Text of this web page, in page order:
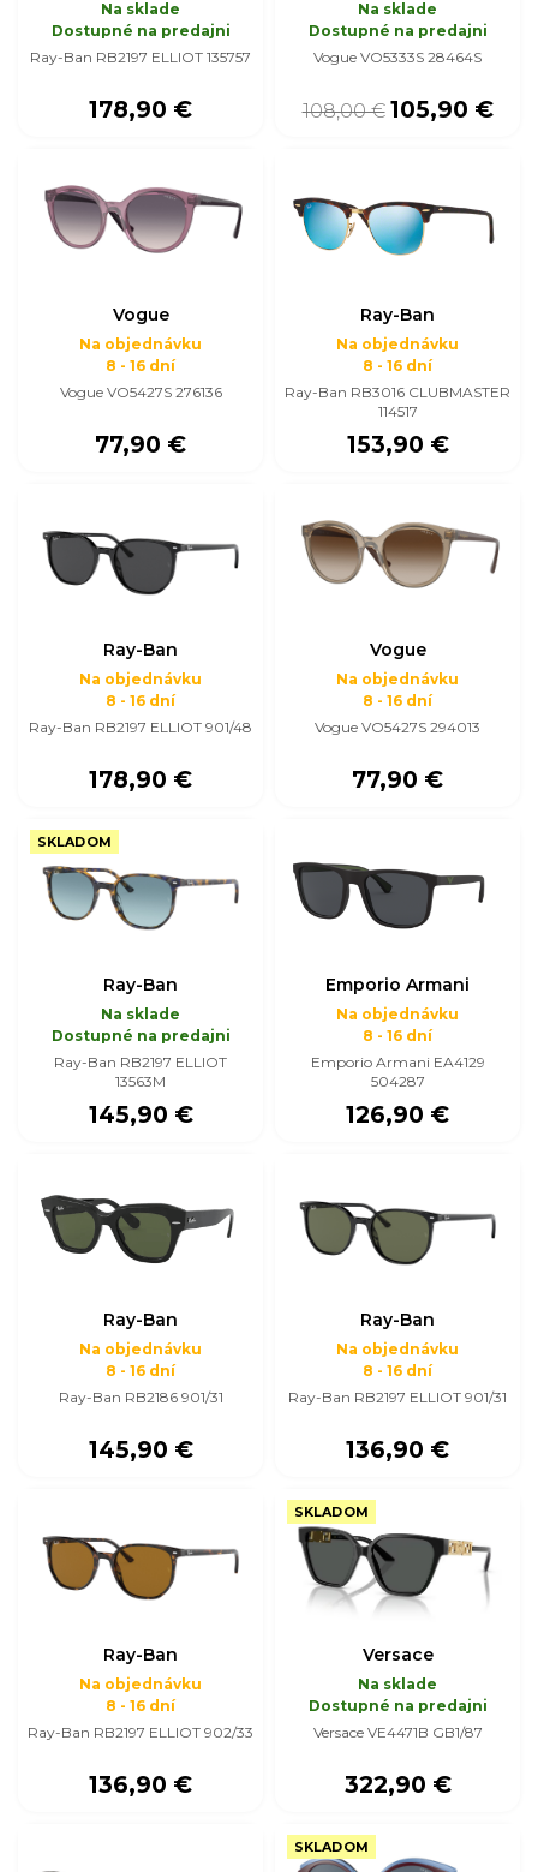
Na sklade
Dostupné na predajni
Ray-Ban RB2197 ELLIOT 135757
178,90 €
Na sklade
Dostupné na predajni
Vogue VO5333S 28464S
108,00 € 105,90 €
Vogue
Na objednávku
8 - 16 dní
Vogue VO5427S 276136
77,90 €
Ray-Ban
Na objednávku
8 - 16 dní
Ray-Ban RB3016 CLUBMASTER
114517
153,90 €
Ray-Ban
Na objednávku
8 - 16 dní
Ray-Ban RB2197 ELLIOT 901/48
178,90 €
Vogue
Na objednávku
8 - 16 dní
Vogue VO5427S 294013
77,90 €
SKLADOM
Ray-Ban
Na sklade
Dostupné na predajni
Ray-Ban RB2197 ELLIOT
13563M
145,90 €
Emporio Armani
Na objednávku
8 - 16 dní
Emporio Armani EA4129
504287
126,90 €
Ray-Ban
Na objednávku
8 - 16 dní
Ray-Ban RB2186 901/31
145,90 €
Ray-Ban
Na objednávku
8 - 16 dní
Ray-Ban RB2197 ELLIOT 901/31
136,90 €
Ray-Ban
Na objednávku
8 - 16 dní
Ray-Ban RB2197 ELLIOT 902/33
136,90 €
SKLADOM
Versace
Na sklade
Dostupné na predajni
Versace VE4471B GB1/87
322,90 €
SKLADOM